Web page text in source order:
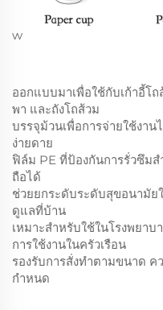
w
ออกแบบมาเพื่อใช้กับเก้าอี้โ
พา และถังโถส้วม
บรรจุม้วนเพื่อการจ่ายใช้งา
ง่ายดาย
ฟิล์ม PE ที่ป้องกันการรั่วซึมส
ถือได้
ช่วยยกระดับระดับสุขอนามัย
ดูแลที่บ้าน
เหมาะสำหรับใช้ในโรงพยา
การใช้งานในครัวเรือน
รองรับการสั่งทำตามขนาด
กำหนด